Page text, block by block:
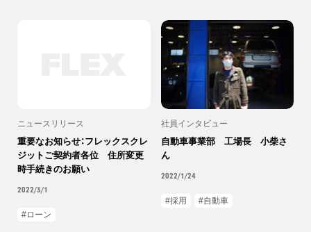
ニュースリリース
重要なお知らせ：フレックスクレ
ジットご契約者各位 住所変更
時手続きのお願い
2022/3/1
ローン
社員インタビュー
自動車事業部 工場長 小柴さ
ん
2022/1/24
採用 自動車